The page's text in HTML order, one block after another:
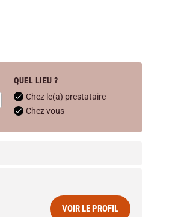
QUEL LIEU ?
Chez le(a) prestataire
Chez vous
VOIR LE PROFIL